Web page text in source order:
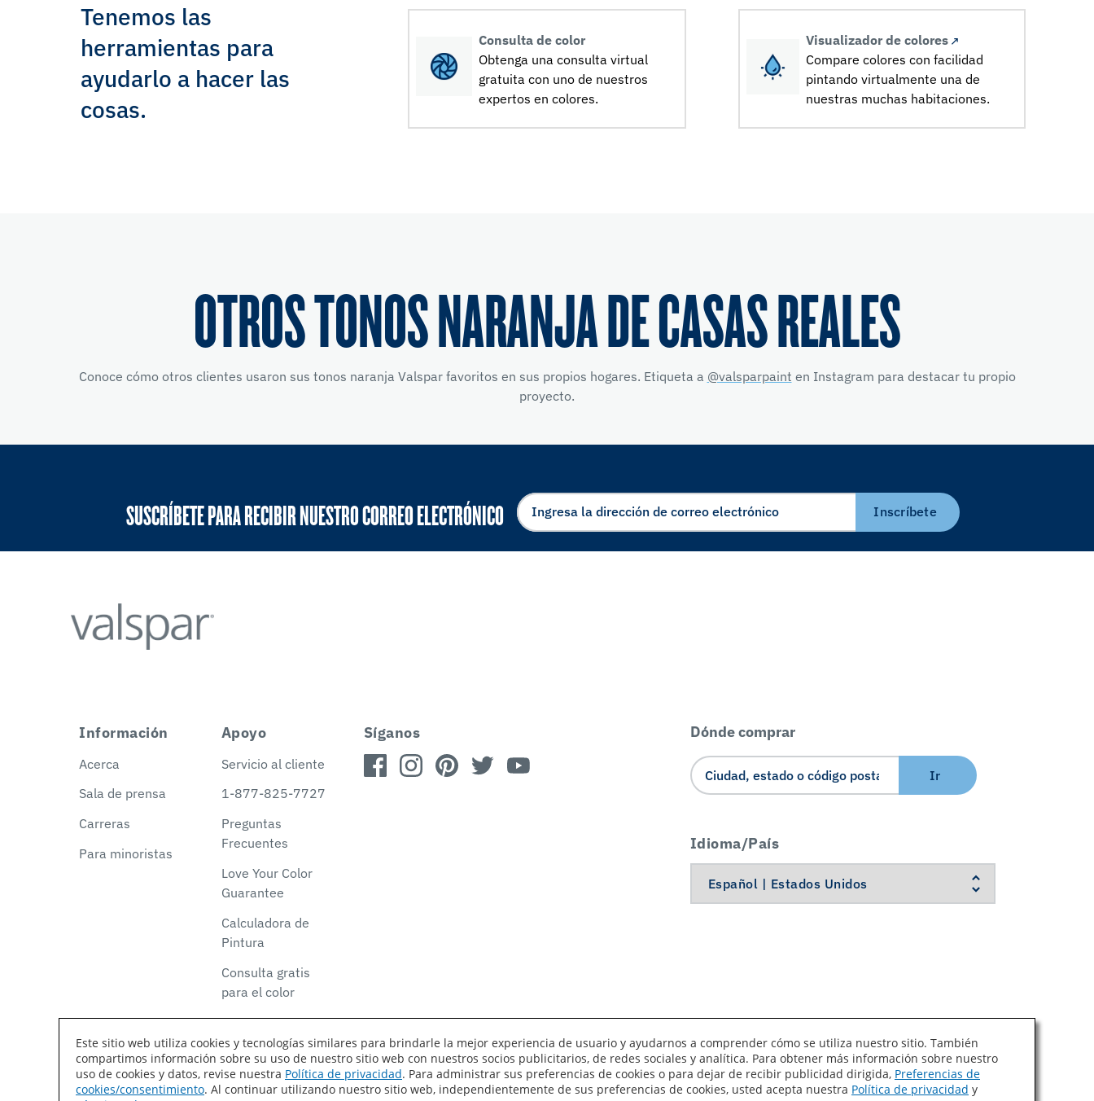
Tenemos las
herramientas para
ayudarlo a hacer las
cosas.
Consulta de color
Obtenga una consulta virtual
gratuita con uno de nuestros
expertos en colores.
Visualizador de colores
Compare colores con facilidad
pintando virtualmente una de
nuestras muchas habitaciones.
OTROS TONOS NARANJA DE CASAS REALES
Conoce cómo otros clientes usaron sus tonos naranja Valspar favoritos en sus propios hogares. Etiqueta a @valsparpaint en Instagram para destacar tu propio
proyecto.
SUSCRÍBETE PARA RECIBIR NUESTRO CORREO ELECTRÓNICO Inscríbete
Información
Acerca
Sala de prensa
Carreras
Para minoristas
Apoyo
Servicio al cliente
1-877-825-7727
Preguntas
Frecuentes
Love Your Color
Guarantee
Calculadora de
Pintura
Consulta gratis
para el color
Síganos Dónde comprar
Ir
Idioma/País
Declaración de accesibilidad Mapa del sitio Términos de uso Privacidad Sus preferencias de privacidad
Ley de Cadenas de Suministro de California
Coil Coatings
Este sitio web utiliza cookies y tecnologías similares para brindarle la mejor experiencia de usuario y ayudarnos a comprender cómo se utiliza nuestro sitio. También
compartimos información sobre su uso de nuestro sitio web con nuestros socios publicitarios, de redes sociales y analítica. Para obtener más información sobre nuestro
uso de cookies y datos, revise nuestra Política de privacidad. Para administrar sus preferencias de cookies o para dejar de recibir publicidad dirigida, Preferencias de
cookies/consentimiento. Al continuar utilizando nuestro sitio web, independientemente de sus preferencias de cookies, usted acepta nuestra Política de privacidad y